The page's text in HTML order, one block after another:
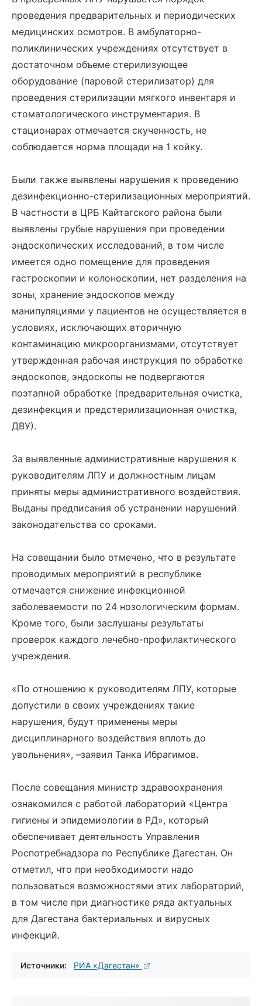
проведения предварительных и периодических
медицинских осмотров. В амбулаторно-
поликлинических учреждениях отсутствует в
достаточном объеме стерилизующее
оборудование (паровой стерилизатор) для
проведения стерилизации мягкого инвентаря и
стоматологического инструментария. В
стационарах отмечается скученность, не
соблюдается норма площади на 1 койку.
Были также выявлены нарушения к проведению
дезинфекционно-стерилизационных мероприятий.
В частности в ЦРБ Кайтагского района были
выявлены грубые нарушения при проведении
эндоскопических исследований, в том числе
имеется одно помещение для проведения
гастроскопии и колоноскопии, нет разделения на
зоны, хранение эндоскопов между
манипуляциями у пациентов не осуществляется в
условиях, исключающих вторичную
контаминацию микроорганизмами, отсутствует
утвержденная рабочая инструкция по обработке
эндоскопов, эндоскопы не подвергаются
поэтапной обработке (предварительная очистка,
дезинфекция и предстерилизационная очистка,
ДВУ).
За выявленные административные нарушения к
руководителям ЛПУ и должностным лицам
приняты меры административного воздействия.
Выданы предписания об устранении нарушений
законодательства со сроками.
На совещании было отмечено, что в результате
проводимых мероприятий в республике
отмечается снижение инфекционной
заболеваемости по 24 нозологическим формам.
Кроме того, были заслушаны результаты
проверок каждого лечебно-профилактического
учреждения.
«По отношению к руководителям ЛПУ, которые
допустили в своих учреждениях такие
нарушения, будут применены меры
дисциплинарного воздействия вплоть до
увольнения», –заявил Танка Ибрагимов.
После совещания министр здравоохранения
ознакомился с работой лабораторий «Центра
гигиены и эпидемиологии в РД», который
обеспечивает деятельность Управления
Роспотребнадзора по Республике Дагестан. Он
отметил, что при необходимости надо
пользоваться возможностями этих лабораторий,
в том числе при диагностике ряда актуальных
для Дагестана бактериальных и вирусных
инфекций.
Источники: РИА «Дагестан»